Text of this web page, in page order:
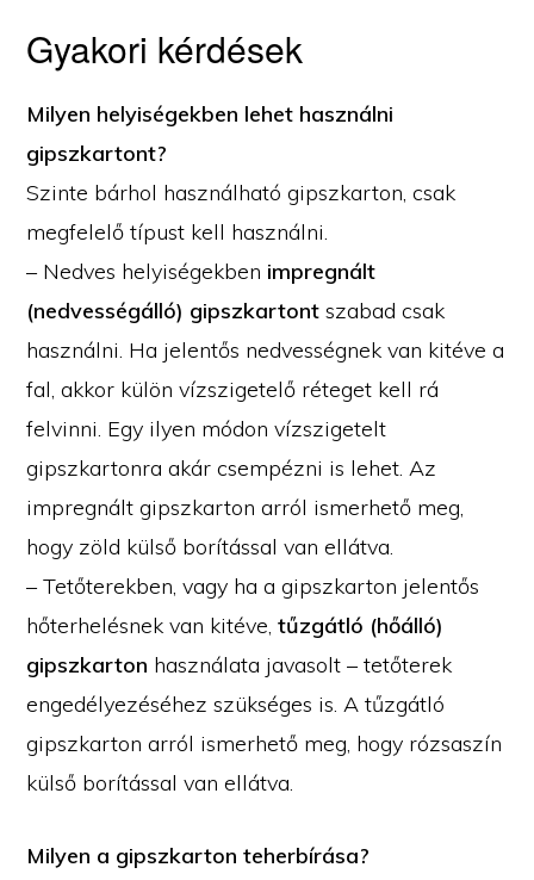
Gyakori kérdések
Milyen helyiségekben lehet használni
gipszkartont?
Szinte bárhol használható gipszkarton, csak
megfelelő típust kell használni.
– Nedves helyiségekben impregnált
(nedvességálló) gipszkartont szabad csak
használni. Ha jelentős nedvességnek van kitéve a
fal, akkor külön vízszigetelő réteget kell rá
felvinni. Egy ilyen módon vízszigetelt
gipszkartonra akár csempézni is lehet. Az
impregnált gipszkarton arról ismerhető meg,
hogy zöld külső borítással van ellátva.
– Tetőterekben, vagy ha a gipszkarton jelentős
hőterhelésnek van kitéve,tűzgátló (hőálló)
gipszkarton használata javasolt – tetőterek
engedélyezéséhez szükséges is. A tűzgátló
gipszkarton arról ismerhető meg, hogy rózsaszín
külső borítással van ellátva.
Milyen a gipszkarton teherbírása?